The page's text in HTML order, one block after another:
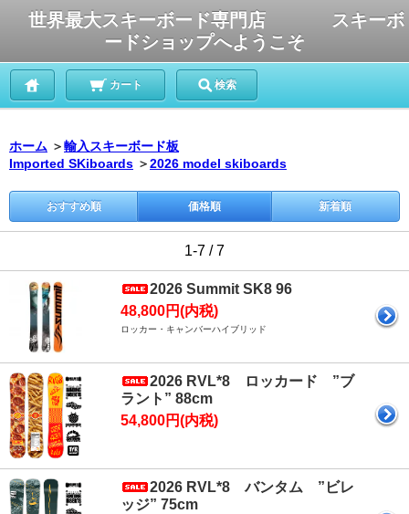
世界最大スキーボード専門店 スキーボ
ードショップへようこそ
カート 検索
ホーム ＞輸入スキーボード板
Imported SKiboards ＞2026 model skiboards
おすすめ順 価格順 新着順
1-7 / 7
2026 Summit SK8 96
48,800円(内税)
ロッカー・キャンバーハイブリッド
2026 RVL*8 ロッカード ”ブ
ラント” 88cm
54,800円(内税)
2026 RVL*8 バンタム ”ビレ
ッジ” 75cm